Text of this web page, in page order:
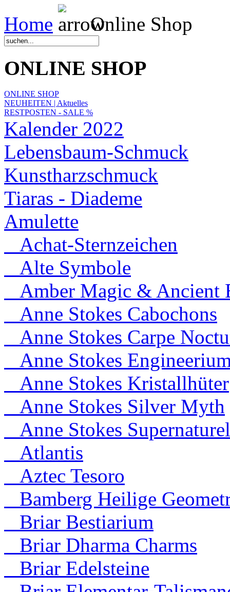
Home Online Shop
ONLINE SHOP
ONLINE SHOP
NEUHEITEN | Aktuelles
RESTPOSTEN - SALE %
Kalender 2022
Lebensbaum-Schmuck
Kunstharzschmuck
Tiaras - Diademe
Amulette
Achat-Sternzeichen
Alte Symbole
Amber Magic & Ancient
Anne Stokes Cabochons
Anne Stokes Carpe
Anne Stokes
Anne Stokes Kristallhüter
Anne Stokes Silver Myth
Anne Stokes
Atlantis
Aztec Tesoro
Bamberg Heilige
Briar Bestiarium
Briar Dharma Charms
Briar Edelsteine